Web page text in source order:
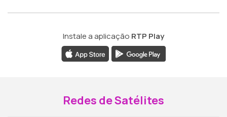
Instale a aplicação RTP Play
Redes de Satélites